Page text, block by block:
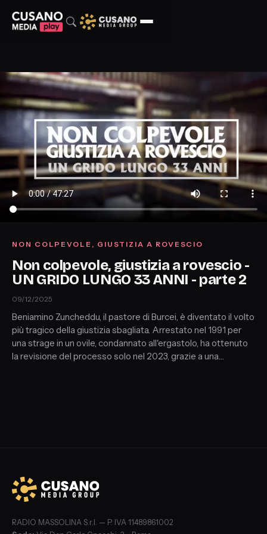
NON COLPEVOLE, GIUSTIZIA A ROVESCIO
Non colpevole, giustizia a rovescio -
UN GRIDO LUNGO 33 ANNI - parte 2
09/12/2025
Beniamino Zuncheddu, il pastore di Burcei, è diventato il volto
più tragico della giustizia sbagliata. Arrestato nel 1991 per
una strage in un ovile, condannato all'ergastolo, ha ottenuto
la revisione del processo solo nel 2023, grazie a una
RADIO MASSOLINA S.r.l. — P. IVA 11489861002